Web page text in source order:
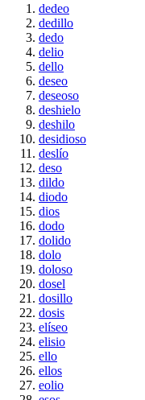
dedeo
dedillo
dedo
delio
dello
deseo
deseoso
deshielo
deshilo
desidioso
deslío
deso
dildo
diodo
dios
dodo
dolido
dolo
doloso
dosel
dosillo
dosis
elíseo
elisio
ello
ellos
eolio